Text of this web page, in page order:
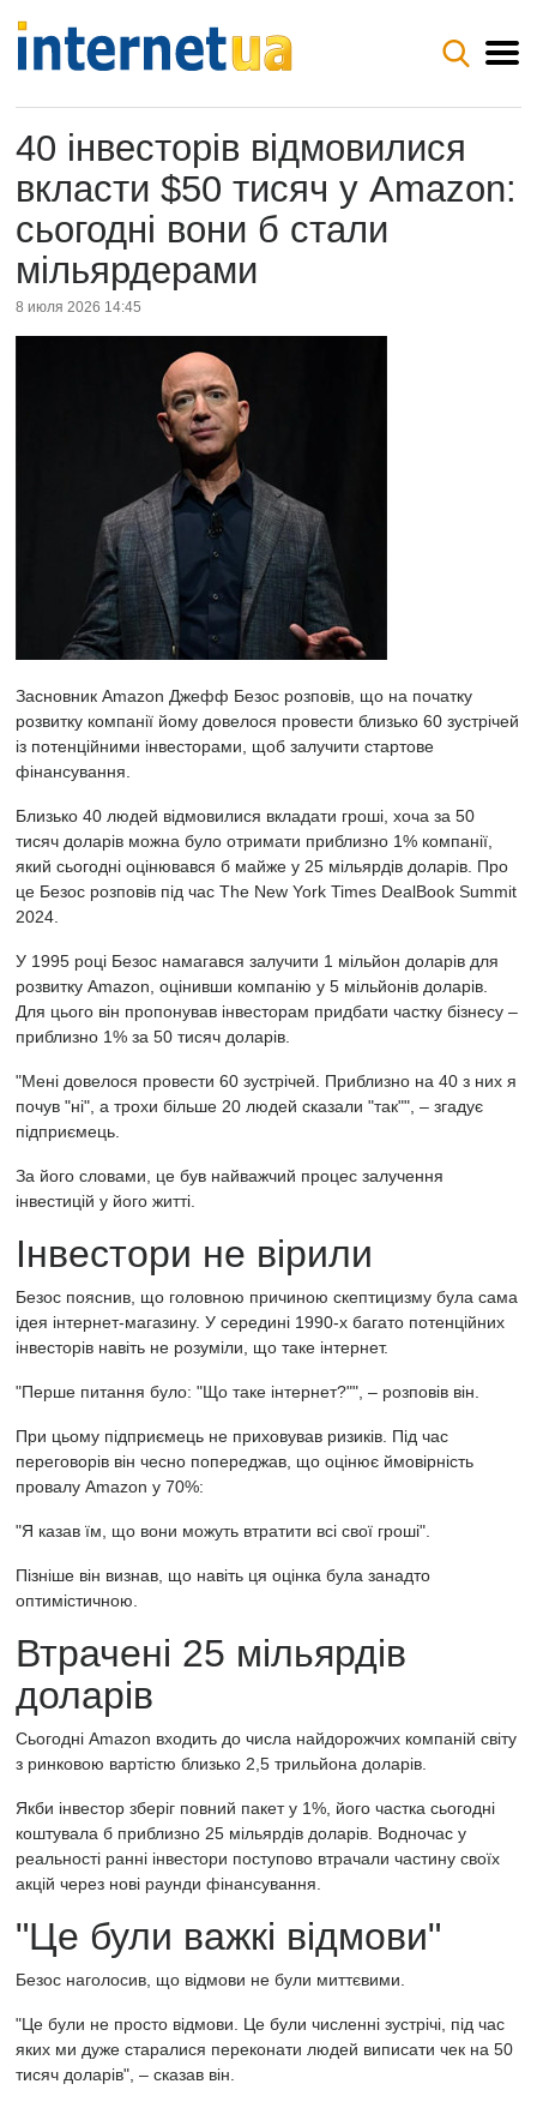
40 інвесторів відмовилися
вкласти $50 тисяч у Amazon:
сьогодні вони б стали
мільярдерами
8 июля 2026 14:45
Засновник Amazon Джефф Безос розповів, що на початку
розвитку компанії йому довелося провести близько 60 зустрічей
із потенційними інвесторами, щоб залучити стартове
фінансування.
Близько 40 людей відмовилися вкладати гроші, хоча за 50
тисяч доларів можна було отримати приблизно 1% компанії,
який сьогодні оцінювався б майже у 25 мільярдів доларів. Про
це Безос розповів під час The New York Times DealBook Summit
2024.
У 1995 році Безос намагався залучити 1 мільйон доларів для
розвитку Amazon, оцінивши компанію у 5 мільйонів доларів.
Для цього він пропонував інвесторам придбати частку бізнесу –
приблизно 1% за 50 тисяч доларів.
"Мені довелося провести 60 зустрічей. Приблизно на 40 з них я
почув "ні", а трохи більше 20 людей сказали "так"", – згадує
підприємець.
За його словами, це був найважчий процес залучення
інвестицій у його житті.
Інвестори не вірили
Безос пояснив, що головною причиною скептицизму була сама
ідея інтернет-магазину. У середині 1990-х багато потенційних
інвесторів навіть не розуміли, що таке інтернет.
"Перше питання було: "Що таке інтернет?"", – розповів він.
При цьому підприємець не приховував ризиків. Під час
переговорів він чесно попереджав, що оцінює ймовірність
провалу Amazon у 70%:
"Я казав їм, що вони можуть втратити всі свої гроші".
Пізніше він визнав, що навіть ця оцінка була занадто
оптимістичною.
Втрачені 25 мільярдів
доларів
Сьогодні Amazon входить до числа найдорожчих компаній світу
з ринковою вартістю близько 2,5 трильйона доларів.
Якби інвестор зберіг повний пакет у 1%, його частка сьогодні
коштувала б приблизно 25 мільярдів доларів. Водночас у
реальності ранні інвестори поступово втрачали частину своїх
акцій через нові раунди фінансування.
"Це були важкі відмови"
Безос наголосив, що відмови не були миттєвими.
"Це були не просто відмови. Це були численні зустрічі, під час
яких ми дуже старалися переконати людей виписати чек на 50
тисяч доларів", – сказав він.